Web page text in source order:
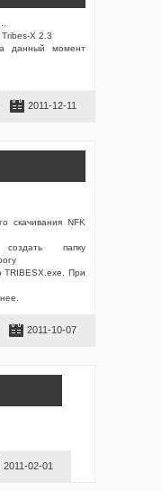
X 2.3
данный момент
2011-12-11
скачивания NFK
папку
TRIBESX.exe. При
2011-10-07
2011-02-01